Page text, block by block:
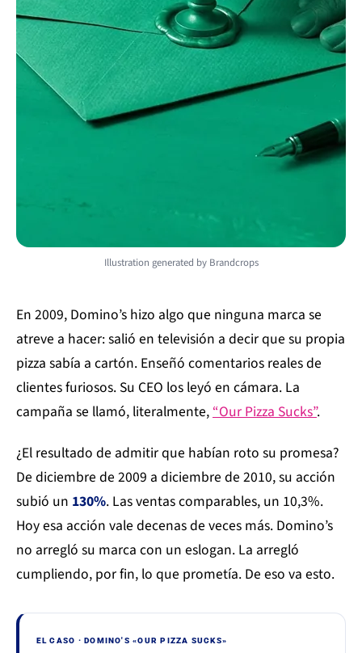
Illustration generated by Brandcrops
En 2009, Domino’s hizo algo que ninguna marca se
atreve a hacer: salió en televisión a decir que su propia
pizza sabía a cartón. Enseñó comentarios reales de
clientes furiosos. Su CEO los leyó en cámara. La
campaña se llamó, literalmente, “Our Pizza Sucks”.
¿El resultado de admitir que habían roto su promesa?
De diciembre de 2009 a diciembre de 2010, su acción
subió un 130%. Las ventas comparables, un 10,3%.
Hoy esa acción vale decenas de veces más. Domino’s
no arregló su marca con un eslogan. La arregló
cumpliendo, por fin, lo que prometía. De eso va esto.
EL CASO · DOMINO'S «OUR PIZZA SUCKS»